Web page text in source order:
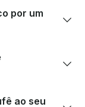
por um
ao seu